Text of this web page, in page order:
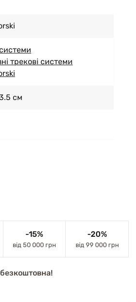
трекові системи
см
-15%
від 50 000 грн
-20%
від 99 000 грн